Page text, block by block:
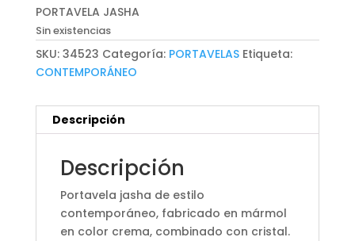
PORTAVELA JASHA
Sin existencias
SKU: 34523 Categoría: PORTAVELAS Etiqueta:
CONTEMPORÁNEO
Descripción
Descripción
Portavela jasha de estilo
contemporáneo, fabricado en mármol
en color crema, combinado con cristal.